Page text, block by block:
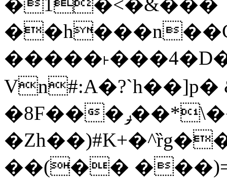
Vn#:A�?`h��]p�
�8F���ݛ��*\��U��S
��(��